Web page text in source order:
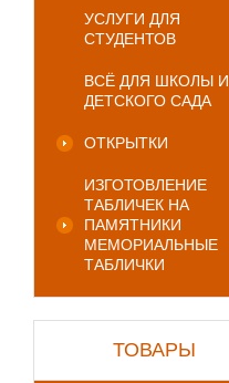
УСЛУГИ ДЛЯ
СТУДЕНТОВ
ВСЁ ДЛЯ ШКОЛЫ И
ДЕТСКОГО САДА
ОТКРЫТКИ
ИЗГОТОВЛЕНИЕ
ТАБЛИЧЕК НА
ПАМЯТНИКИ
МЕМОРИАЛЬНЫЕ
ТАБЛИЧКИ
ТОВАРЫ